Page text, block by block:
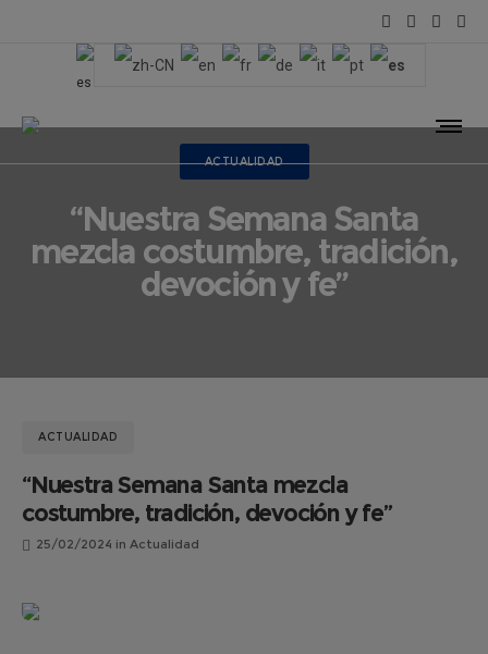
ACTUALIDAD
“Nuestra Semana Santa
mezcla costumbre, tradición,
devoción y fe”
ACTUALIDAD
“Nuestra Semana Santa mezcla
costumbre, tradición, devoción y fe”
25/02/2024 in Actualidad